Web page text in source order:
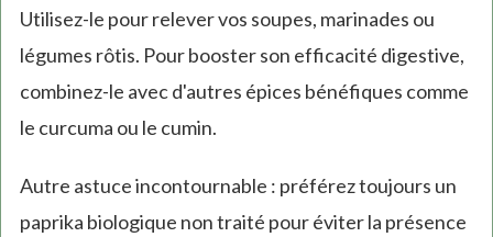
Utilisez-le pour relever vos soupes, marinades ou
légumes rôtis. Pour booster son efficacité digestive,
combinez-le avec d'autres épices bénéfiques comme
le curcuma ou le cumin.
Autre astuce incontournable : préférez toujours un
paprika biologique non traité pour éviter la présence